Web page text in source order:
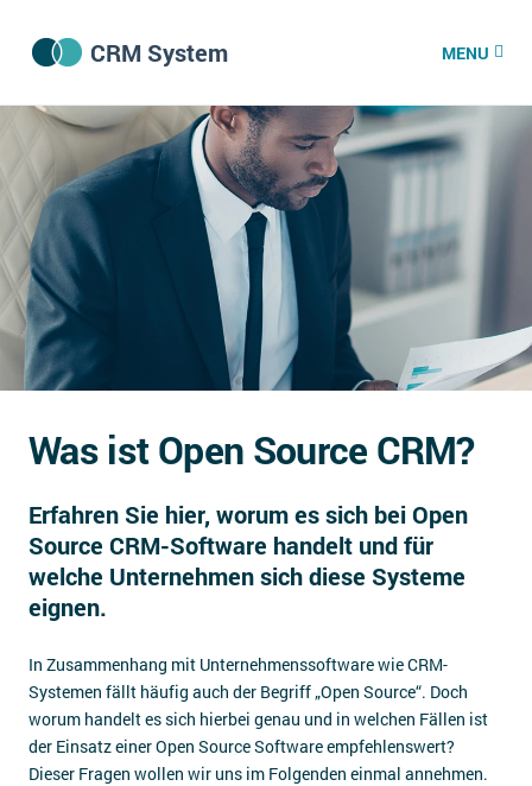
CRM System
CRM Software
CRM Wissenszentrum
CRM News
Was ist CRM?
Offene Stellen bei CRM-Lieferanten
DSGVO/GDPR
Impressum
Kontakt
MENU
Was ist Open Source CRM?
Erfahren Sie hier, worum es sich bei Open
Source CRM-Software handelt und für
welche Unternehmen sich diese Systeme
eignen.
In Zusammenhang mit Unternehmenssoftware wie CRM-
Systemen fällt häufig auch der Begriff „Open Source“. Doch
worum handelt es sich hierbei genau und in welchen Fällen ist
der Einsatz einer Open Source Software empfehlenswert?
Dieser Fragen wollen wir uns im Folgenden einmal annehmen.